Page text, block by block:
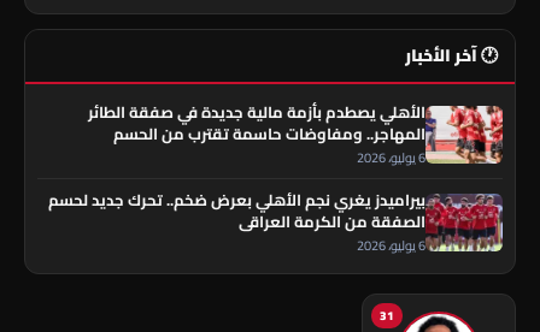
🕐 آخر الأخبار
الأهلي يصطدم بأزمة مالية جديدة في صفقة الطائر
المهاجر.. ومفاوضات حاسمة تقترب من الحسم
6 يوليو، 2026
بيراميدز يغري نجم الأهلي بعرض ضخم.. تحرك جديد لحسم
الصفقة من الكرمة العراقي
6 يوليو، 2026
31